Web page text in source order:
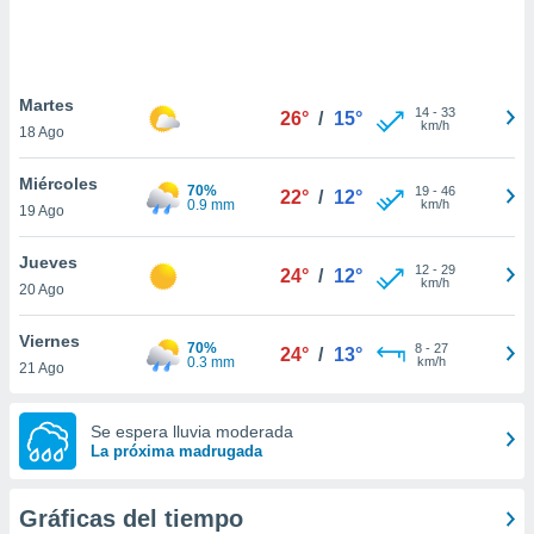
únicos
similares
como
sitio
de
posible
traten tus
en
interés
Para
su
Martes
18 Ago
26° / 15° 14- 33
km/h
Miércoles
19 Ago
70%
0.9 mm
22° / 12° 19- 46
km/h
Jueves
20 Ago
24° / 12° 12- 29
km/h
Viernes
21 Ago
70%
0.3 mm
24° / 13° 8- 27
km/h
Se espera lluvia moderada
La próxima madrugada
Gráficas del tiempo